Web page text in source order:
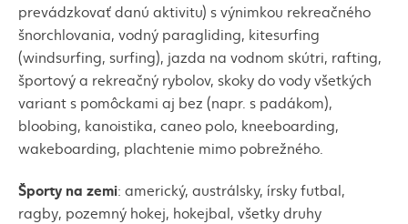
prevádzkovať danú aktivitu) s výnimkou rekreačného
šnorchlovania, vodný paragliding, kitesurfing
(windsurfing, surfing), jazda na vodnom skútri, rafting,
športový a rekreačný rybolov, skoky do vody všetkých
variant s pomôckami aj bez (napr. s padákom),
bloobing, kanoistika, caneo polo, kneeboarding,
wakeboarding, plachtenie mimo pobrežného.
Športy na zemi: americký, austrálsky, írsky futbal,
ragby, pozemný hokej, hokejbal, všetky druhy